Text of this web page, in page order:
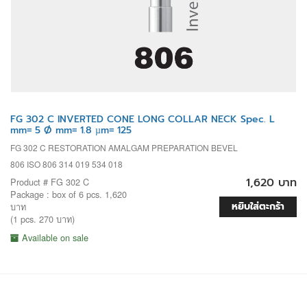
FG 302 C INVERTED CONE LONG COLLAR NECK Spec. L
mm= 5 Ø mm= 1.8 µm= 125
FG 302 C RESTORATION AMALGAM PREPARATION BEVEL
806 ISO 806 314 019 534 018
Product # FG 302 C
Package : box of 6 pcs. 1,620
บาท
(1 pcs. 270 บาท)
Available on sale
1,620 บาท
หยิบใส่ตะกร้า